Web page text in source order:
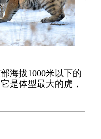
海拔1000米以下的
是体型最大的虎，